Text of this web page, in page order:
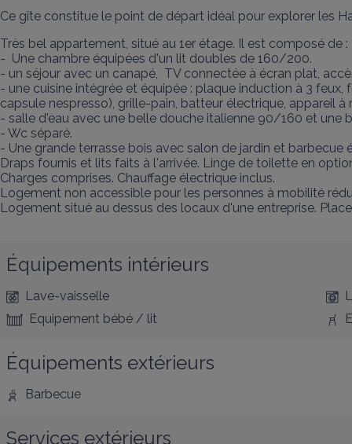
Ce gîte constitue le point de départ idéal pour explorer les
Très bel appartement, situé au 1er étage. Il est composé de :
-  Une chambre équipées d'un lit doubles de 160/200.
- un séjour avec un canapé,  TV connectée à écran plat,
- une cuisine intégrée et équipée : plaque induction à 3
capsule nespresso), grille-pain, batteur électrique, appareil
- salle d'eau avec une belle douche italienne 90/160 et une
- Wc séparé.
- Une grande terrasse bois avec salon de jardin et barbecue
Draps fournis et lits faits à l'arrivée. Linge de toilette en
Charges comprises. Chauffage électrique inclus.
Logement non accessible pour les personnes à mobilité
Logement situé au dessus des locaux d'une entreprise.
Équipements intérieurs
Lave-vaisselle
Equipement bébé / lit
Équipements extérieurs
Barbecue
Services extérieurs